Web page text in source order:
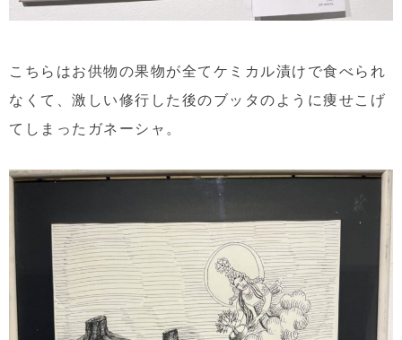
こちらはお供物の果物が全てケミカル漬けで食べられ
なくて、激しい修行した後のブッタのように痩せこげ
てしまったガネーシャ。